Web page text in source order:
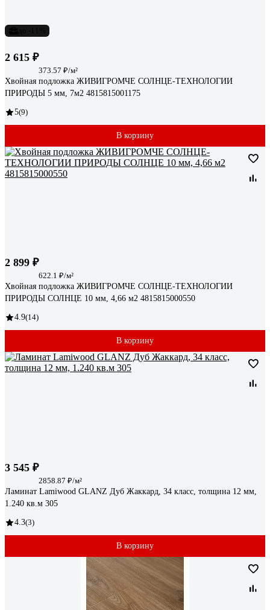
2 615 ₽
373.57 ₽/м²
Хвойная подложка ЖИВИГРОМЧЕ СОЛНЦЕ-ТЕХНОЛОГИИ
ПРИРОДЫ 5 мм, 7м2 4815815001175
5(9)
В корзину
2 899 ₽
622.1 ₽/м²
Хвойная подложка ЖИВИГРОМЧЕ СОЛНЦЕ-ТЕХНОЛОГИИ
ПРИРОДЫ СОЛНЦЕ 10 мм, 4,66 м2 4815815000550
4.9(14)
В корзину
3 545 ₽
2858.87 ₽/м²
Ламинат Lamiwood GLANZ Дуб Жаккард, 34 класс, толщина 12 мм,
1.240 кв.м 305
4.3(3)
В корзину